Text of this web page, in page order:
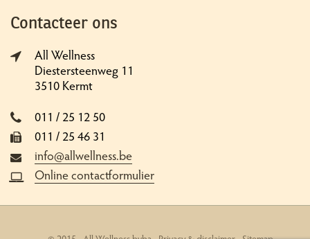
Contacteer ons
All Wellness
Diestersteenweg 11
3510 Kermt
011 / 25 12 50
011 / 25 46 31
info@allwellness.be
Online contactformulier